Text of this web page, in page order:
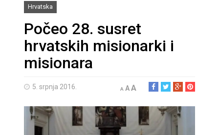
Hrvatska
Počeo 28. susret
hrvatskih misionarki i
misionara
5. srpnja 2016. A AA